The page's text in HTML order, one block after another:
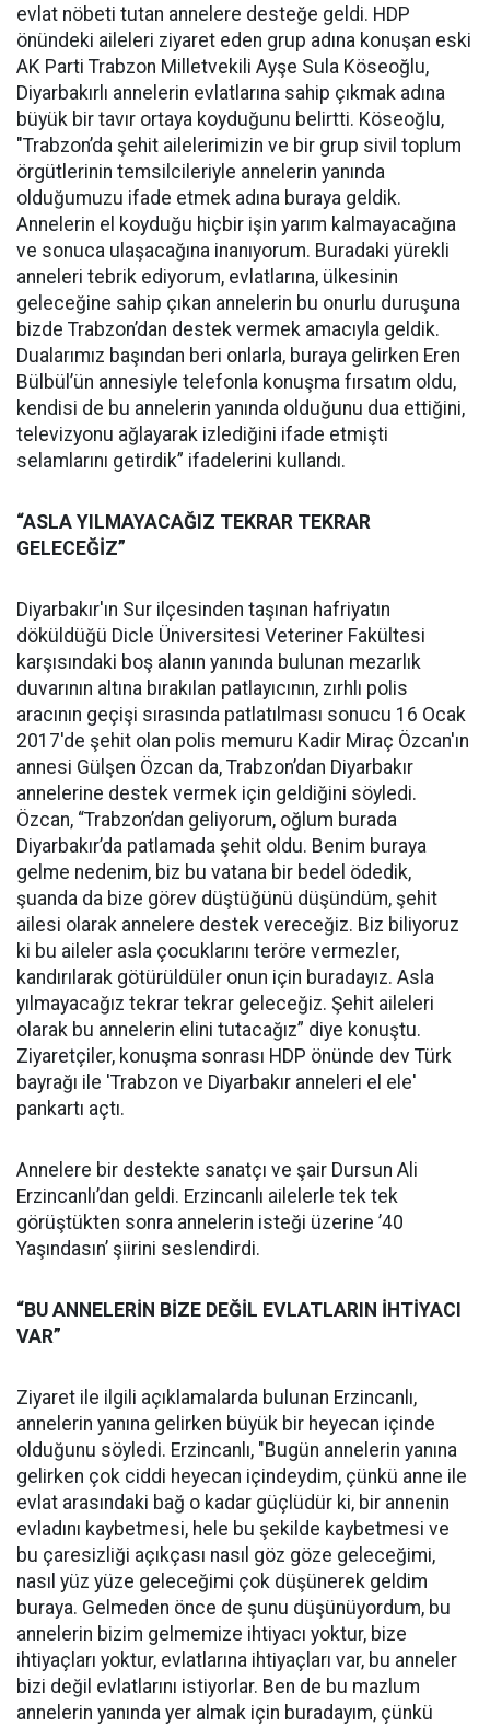
evlat nöbeti tutan annelere desteğe geldi. HDP
önündeki aileleri ziyaret eden grup adına konuşan eski
AK Parti Trabzon Milletvekili Ayşe Sula Köseoğlu,
Diyarbakırlı annelerin evlatlarına sahip çıkmak adına
büyük bir tavır ortaya koyduğunu belirtti. Köseoğlu,
"Trabzon’da şehit ailelerimizin ve bir grup sivil toplum
örgütlerinin temsilcileriyle annelerin yanında
olduğumuzu ifade etmek adına buraya geldik.
Annelerin el koyduğu hiçbir işin yarım kalmayacağına
ve sonuca ulaşacağına inanıyorum. Buradaki yürekli
anneleri tebrik ediyorum, evlatlarına, ülkesinin
geleceğine sahip çıkan annelerin bu onurlu duruşuna
bizde Trabzon’dan destek vermek amacıyla geldik.
Dualarımız başından beri onlarla, buraya gelirken Eren
Bülbül’ün annesiyle telefonla konuşma fırsatım oldu,
kendisi de bu annelerin yanında olduğunu dua ettiğini,
televizyonu ağlayarak izlediğini ifade etmişti
selamlarını getirdik” ifadelerini kullandı.
“ASLA YILMAYACAĞIZ TEKRAR TEKRAR
GELECEĞİZ”
Diyarbakır'ın Sur ilçesinden taşınan hafriyatın
döküldüğü Dicle Üniversitesi Veteriner Fakültesi
karşısındaki boş alanın yanında bulunan mezarlık
duvarının altına bırakılan patlayıcının, zırhlı polis
aracının geçişi sırasında patlatılması sonucu 16 Ocak
2017'de şehit olan polis memuru Kadir Miraç Özcan'ın
annesi Gülşen Özcan da, Trabzon’dan Diyarbakır
annelerine destek vermek için geldiğini söyledi.
Özcan, “Trabzon’dan geliyorum, oğlum burada
Diyarbakır’da patlamada şehit oldu. Benim buraya
gelme nedenim, biz bu vatana bir bedel ödedik,
şuanda da bize görev düştüğünü düşündüm, şehit
ailesi olarak annelere destek vereceğiz. Biz biliyoruz
ki bu aileler asla çocuklarını teröre vermezler,
kandırılarak götürüldüler onun için buradayız. Asla
yılmayacağız tekrar tekrar geleceğiz. Şehit aileleri
olarak bu annelerin elini tutacağız” diye konuştu.
Ziyaretçiler, konuşma sonrası HDP önünde dev Türk
bayrağı ile 'Trabzon ve Diyarbakır anneleri el ele'
pankartı açtı.
Annelere bir destekte sanatçı ve şair Dursun Ali
Erzincanlı’dan geldi. Erzincanlı ailelerle tek tek
görüştükten sonra annelerin isteği üzerine ’40
Yaşındasın’ şiirini seslendirdi.
“BU ANNELERİN BİZE DEĞİL EVLATLARIN İHTİYACI
VAR”
Ziyaret ile ilgili açıklamalarda bulunan Erzincanlı,
annelerin yanına gelirken büyük bir heyecan içinde
olduğunu söyledi. Erzincanlı, "Bugün annelerin yanına
gelirken çok ciddi heyecan içindeydim, çünkü anne ile
evlat arasındaki bağ o kadar güçlüdür ki, bir annenin
evladını kaybetmesi, hele bu şekilde kaybetmesi ve
bu çaresizliği açıkçası nasıl göz göze geleceğimi,
nasıl yüz yüze geleceğimi çok düşünerek geldim
buraya. Gelmeden önce de şunu düşünüyordum, bu
annelerin bizim gelmemize ihtiyacı yoktur, bize
ihtiyaçları yoktur, evlatlarına ihtiyaçları var, bu anneler
bizi değil evlatlarını istiyorlar. Ben de bu mazlum
annelerin yanında yer almak için buradayım, çünkü